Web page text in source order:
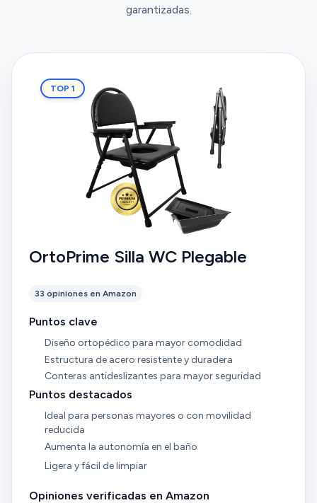
garantizadas.
TOP 1
OrtoPrime Silla WC Plegable
33 opiniones en Amazon
Puntos clave
Diseño ortopédico para mayor comodidad
Estructura de acero resistente y duradera
Conteras antideslizantes para mayor seguridad
Puntos destacados
Ideal para personas mayores o con movilidad
reducida
Aumenta la autonomía en el baño
Ligera y fácil de limpiar
Opiniones verificadas en Amazon